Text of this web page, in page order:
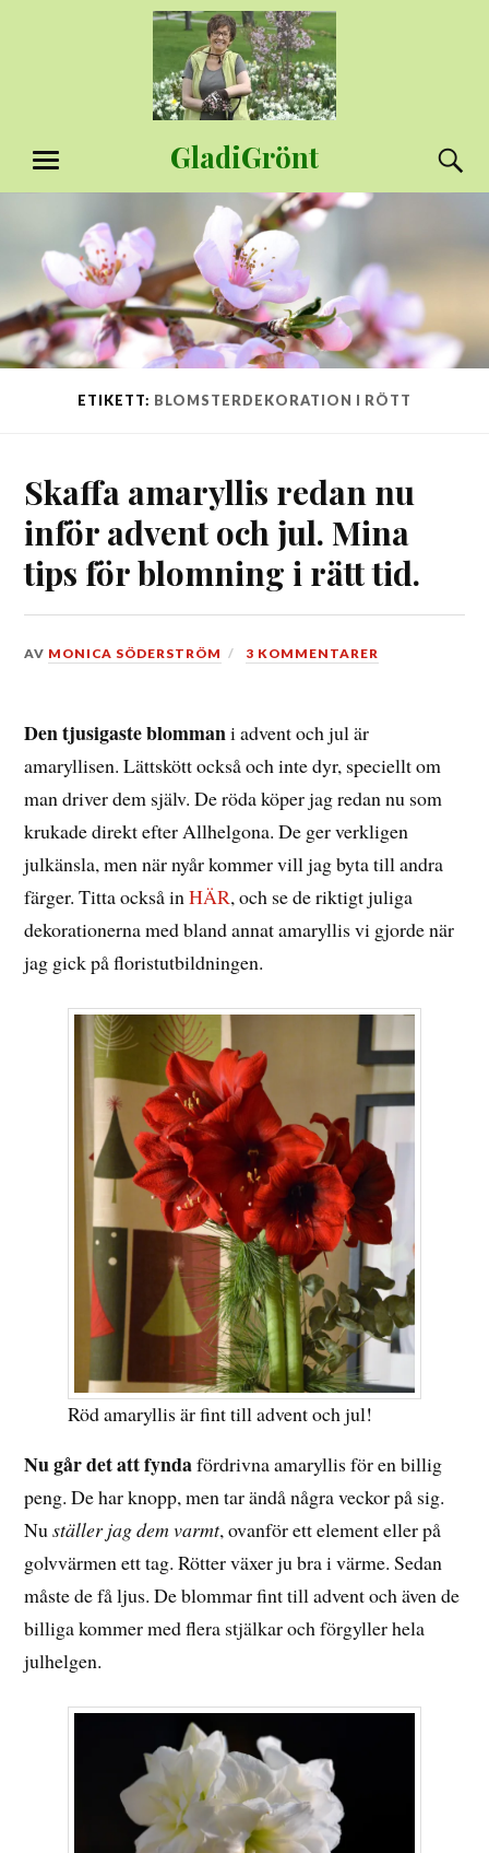
GladiGrönt
MENY
ETIKETT: BLOMSTERDEKORATION I RÖTT
Skaffa amaryllis redan nu
inför advent och jul. Mina
tips för blomning i rätt tid.
DEN
2020
AV MONICA SÖDERSTRÖM 3 KOMMENTARER
Den tjusigaste blommani advent och jul är
amaryllisen. Lättskött också och inte dyr, speciellt om
man driver dem själv. De röda köper jag redan nu som
krukade direkt efter Allhelgona. De ger verkligen
julkänsla, men när nyår kommer vill jag byta till andra
färger. Titta också inHÄR, och se de riktigt juliga
dekorationerna med bland annat amaryllis vi gjorde när
jag gick på floristutbildningen.
Röd amaryllis är fint till advent och jul!
Nu går det att fyndafördrivna amaryllis för en billig
peng. De har knopp, men tar ändå några veckor på sig.
Nuställer jag dem varmt, ovanför ett element eller på
golvvärmen ett tag. Rötter växer ju bra i värme. Sedan
måste de få ljus. De blommar fint till advent och även de
billiga kommer med flera stjälkar och förgyller hela
julhelgen.